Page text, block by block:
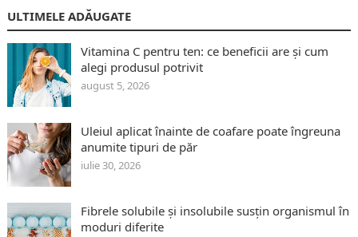
ULTIMELE ADĂUGATE
Vitamina C pentru ten: ce beneficii are și cum
alegi produsul potrivit
august 5, 2026
Uleiul aplicat înainte de coafare poate îngreuna
anumite tipuri de păr
iulie 30, 2026
Fibrele solubile și insolubile susțin organismul în
moduri diferite